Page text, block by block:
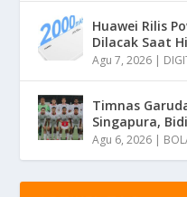
Huawei Rilis
Dilacak Saat
Agu 7, 2026 |
Timnas
Singapura,
Agu 6, 2026 |